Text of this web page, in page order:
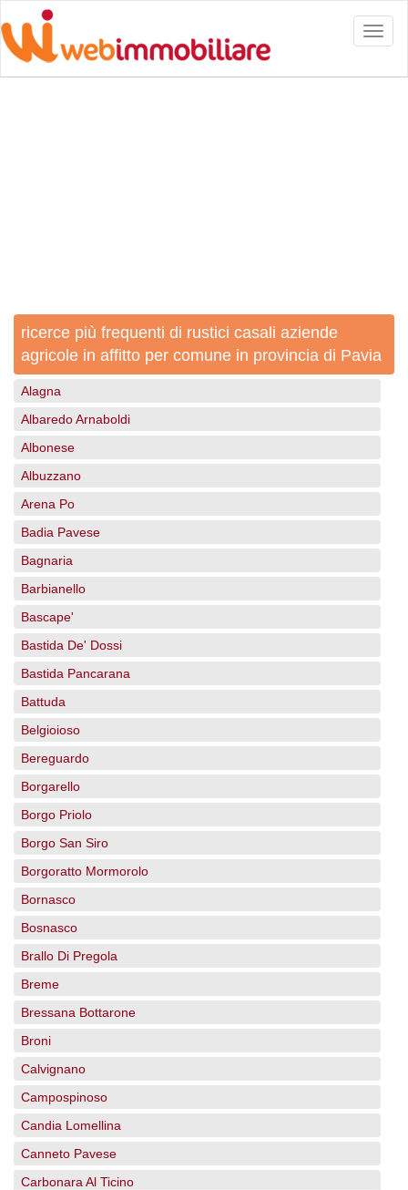
ricerce più frequenti di rustici casali aziende
agricole in affitto per comune in provincia di Pavia
Alagna
Albaredo Arnaboldi
Albonese
Albuzzano
Arena Po
Badia Pavese
Bagnaria
Barbianello
Bascape'
Bastida De' Dossi
Bastida Pancarana
Battuda
Belgioioso
Bereguardo
Borgarello
Borgo Priolo
Borgo San Siro
Borgoratto Mormorolo
Bornasco
Bosnasco
Brallo Di Pregola
Breme
Bressana Bottarone
Broni
Calvignano
Campospinoso
Candia Lomellina
Canneto Pavese
Carbonara Al Ticino